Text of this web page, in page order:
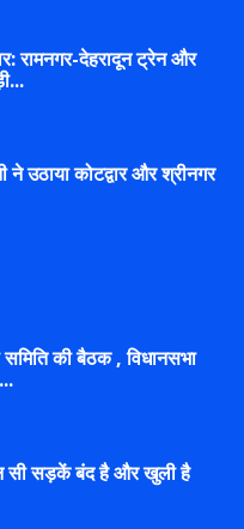
रामनगर-देहरादून ट्रेन और
उठाया कोटद्वार और श्रीनगर
समिति की बैठक , विधानसभा
सी सड़कें बंद है और खुली है